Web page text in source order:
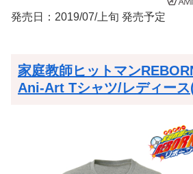
発売日：2019/07/上旬 発売予定
家庭教師ヒットマン
Ani-Art Tシャツ/レディース